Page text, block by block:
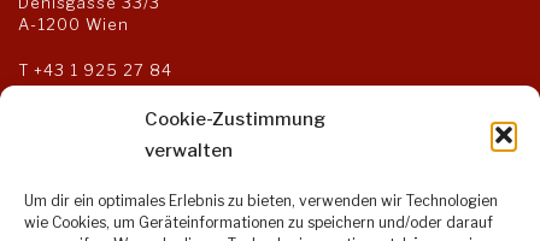
Cookie-Zustimmung
verwalten
Um dir ein optimales Erlebnis zu bieten, verwenden wir Technologien
wie Cookies, um Geräteinformationen zu speichern und/oder darauf
A-1200 Wien
T +43 1 925 27 84
F +43 1 925 27 85
kanzlei@steuerberater-og.at
Öffnungszeiten: